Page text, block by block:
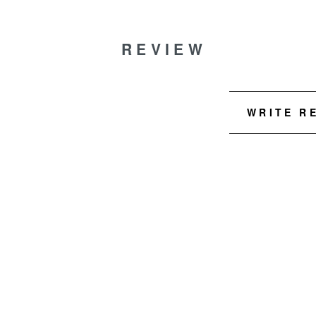
REVIEW
WRITE